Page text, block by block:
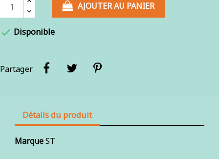
AJOUTER AU PANIER
 Disponible
Partager
Détails du produit
MarqueST